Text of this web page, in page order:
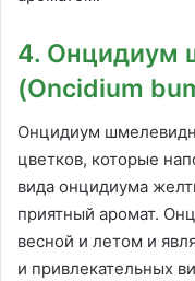
4. Онцидиум
(Oncidium
Онцидиум
цветков, которые
вида онцидиума
приятный аромат.
весной и летом и
и привлекательных